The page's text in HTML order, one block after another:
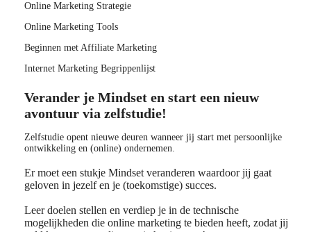
Online Marketing Strategie
Online Marketing Tools
Beginnen met Affiliate Marketing
Internet Marketing Begrippenlijst
Verander je Mindset en start een nieuw
avontuur via zelfstudie!
Zelfstudie opent nieuwe deuren wanneer jij start met persoonlijke
ontwikkeling en (online) ondernemen.
Er moet een stukje Mindset veranderen waardoor jij gaat
geloven in jezelf en je (toekomstige) succes.
Leer doelen stellen en verdiep je in de technische
mogelijkheden die online marketing te bieden heeft, zodat jij